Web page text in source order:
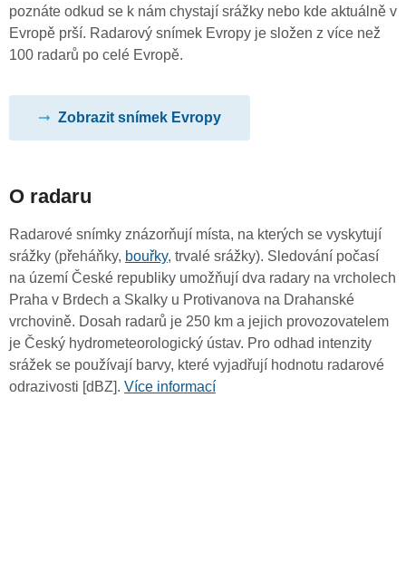
poznáte odkud se k nám chystají srážky nebo kde aktuálně v
Evropě prší. Radarový snímek Evropy je složen z více než
100 radarů po celé Evropě.
Zobrazit snímek Evropy
O radaru
Radarové snímky znázorňují místa, na kterých se vyskytují
srážky (přeháňky, bouřky, trvalé srážky). Sledování počasí
na území České republiky umožňují dva radary na vrcholech
Praha v Brdech a Skalky u Protivanova na Drahanské
vrchovině. Dosah radarů je 250 km a jejich provozovatelem
je Český hydrometeorologický ústav. Pro odhad intenzity
srážek se používají barvy, které vyjadřují hodnotu radarové
odrazivosti [dBZ]. Více informací